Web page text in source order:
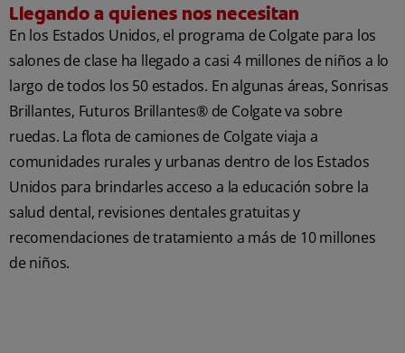
Llegando a quienes nos necesitan
En los Estados Unidos, el programa de Colgate para los
salones de clase ha llegado a casi 4 millones de niños a lo
largo de todos los 50 estados. En algunas áreas, Sonrisas
Brillantes, Futuros Brillantes® de Colgate va sobre
ruedas. La flota de camiones de Colgate viaja a
comunidades rurales y urbanas dentro de los Estados
Unidos para brindarles acceso a la educación sobre la
salud dental, revisiones dentales gratuitas y
recomendaciones de tratamiento a más de 10 millones
de niños.